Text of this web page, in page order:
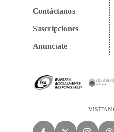
Contáctanos
Suscripciones
Anúnciate